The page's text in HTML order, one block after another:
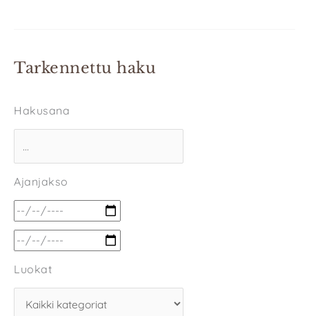
Tarkennettu haku
Hakusana
Ajanjakso
Luokat